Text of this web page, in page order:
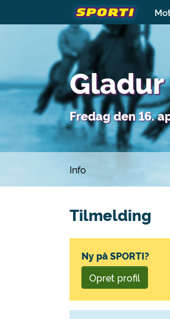
Fredag den 16.
Info
Tilmelding
Ny på SPORTI?
Opret profil